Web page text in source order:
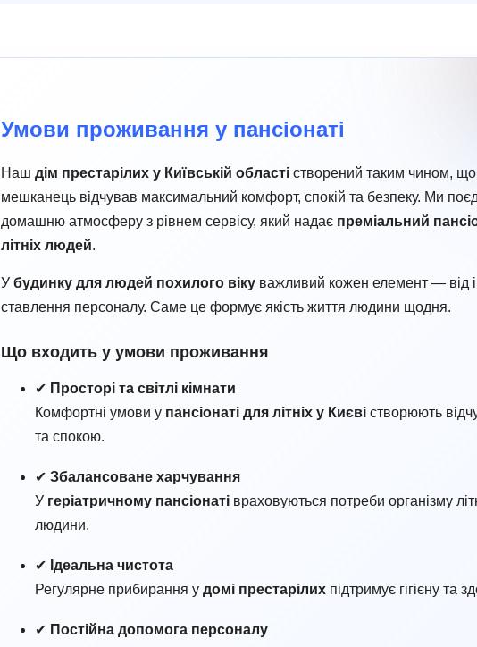
Умови проживання у пансіонаті
Наш дім престарілих у Київській області створений таким чином,
мешканець відчував максимальний комфорт, спокій та безпеку. Ми
домашню атмосферу з рівнем сервісу, який надає преміальний
літніх людей.
У будинку для людей похилого віку важливий кожен елемент — від
ставлення персоналу. Саме це формує якість життя людини щодня.
Що входить у умови проживання
✔ Просторі та світлі кімнати
Комфортні умови у пансіонаті для літніх у Києві створюють
та спокою.
✔ Збалансоване харчування
У геріатричному пансіонаті враховуються потреби організму
людини.
✔ Ідеальна чистота
Регулярне прибирання у домі престарілих підтримує гігієну та
✔ Постійна допомога персоналу